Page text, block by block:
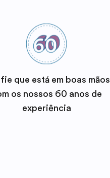
que está em boas mãos
os nossos 60 anos de
experiência